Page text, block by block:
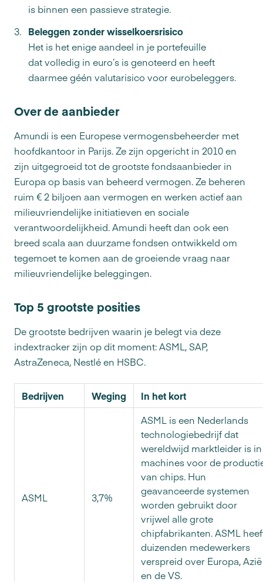
is binnen een passieve strategie.
Beleggen zonder wisselkoersrisico
Het is het enige aandeel in je portefeuille
dat volledig in euro’s is genoteerd en heeft
daarmee géén valutarisico voor eurobeleggers.
Over de aanbieder
Amundi is een Europese vermogensbeheerder met
hoofdkantoor in Parijs. Ze zijn opgericht in 2010 en
zijn uitgegroeid tot de grootste fondsaanbieder in
Europa op basis van beheerd vermogen. Ze beheren
ruim € 2 biljoen aan vermogen en werken actief aan
milieuvriendelijke initiatieven en sociale
verantwoordelijkheid. Amundi heeft dan ook een
breed scala aan duurzame fondsen ontwikkeld om
tegemoet te komen aan de groeiende vraag naar
milieuvriendelijke beleggingen.
Top 5 grootste posities
De grootste bedrijven waarin je belegt via deze
indextracker zijn op dit moment: ASML, SAP,
AstraZeneca, Nestlé en HSBC.
Bedrijven Weging In het kort
ASML 3,7%
ASML is een Nederlands
technologiebedrijf dat
wereldwijd marktleider is in
machines voor de
van chips. Hun
geavanceerde systemen
worden gebruikt door
vrijwel alle grote
chipfabrikanten. ASML
duizenden medewerkers
verspreid over Europa, Azië
en de VS.